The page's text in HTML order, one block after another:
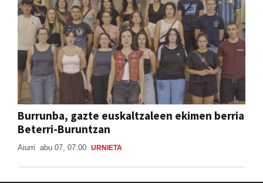
Burrunba, gazte euskaltzaleen ekimen berria
Beterri-Buruntzan
Aiurri abu 07, 07:00 URNIETA